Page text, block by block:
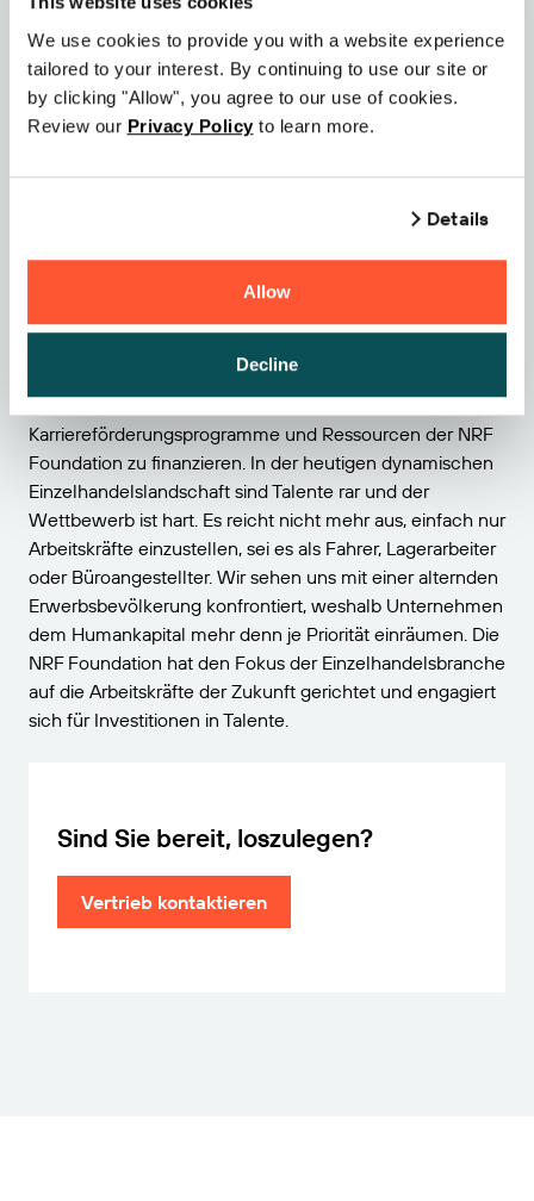
We use cookies to provide you with a website experience
tailored to your interest. By continuing to use our site or
by clicking "Allow", you agree to our use of cookies.
Review our Privacy Policy to learn more.
Details
Allow
Decline
und Rentabilität führen.
5 – Talente sind der Schlüssel zum zukünftigen Erfolg
der Einzelhandelsbranche
Am Sonntagabend nahmen wir an der NRF Foundation
Awards-Gala teil, zu der wir von unserem Partner SAS
Institute eingeladen worden waren. Richard Widdowson,
VP of Global Retail and Consumer Goods Solutions bei
SAS, überreichte Kev Addison von der Indiana University
im Rahmen des2024 NRF Foundation Next Generation
Foundation. Die Veranstaltung brachte mehr als 3
Millionen Dollar ein, um die
Karriereförderungsprogramme und Ressourcen der NRF
Foundation zu finanzieren. In der heutigen dynamischen
Einzelhandelslandschaft sind Talente rar und der
Wettbewerb ist hart. Es reicht nicht mehr aus, einfach nur
Arbeitskräfte einzustellen, sei es als Fahrer, Lagerarbeiter
oder Büroangestellter. Wir sehen uns mit einer alternden
Erwerbsbevölkerung konfrontiert, weshalb Unternehmen
dem Humankapital mehr denn je Priorität einräumen. Die
NRF Foundation hat den Fokus der Einzelhandelsbranche
auf die Arbeitskräfte der Zukunft gerichtet und engagiert
sich für Investitionen in Talente.
Sind Sie bereit, loszulegen?
Vertrieb kontaktieren